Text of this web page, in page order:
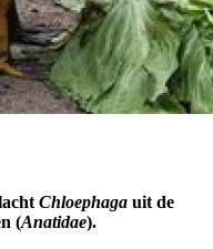
Chloephaga uit de
(Anatidae).